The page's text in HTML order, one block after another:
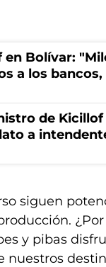
en Bolívar:
a los
de
a
siguen
y pibas
nuestros